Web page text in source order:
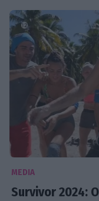
MEDIA
Survivor 2024: